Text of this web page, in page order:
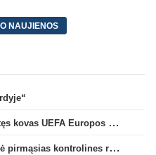
NAUJIENOS
„Gintra“ nustelbė Rygos klubą ir tęs kovas UEFA Europos taurės atrankoje
Vaikinų U15 rinktinė Taline sužaidė pirmąsias kontrolines rungtynes